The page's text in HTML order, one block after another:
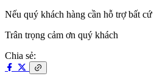
Nếu quý khách hàng cần hỗ trợ bất
Trân trọng cảm ơn quý khách
Chia sẻ: